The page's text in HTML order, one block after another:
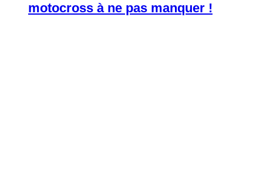
motocross à ne pas manquer !